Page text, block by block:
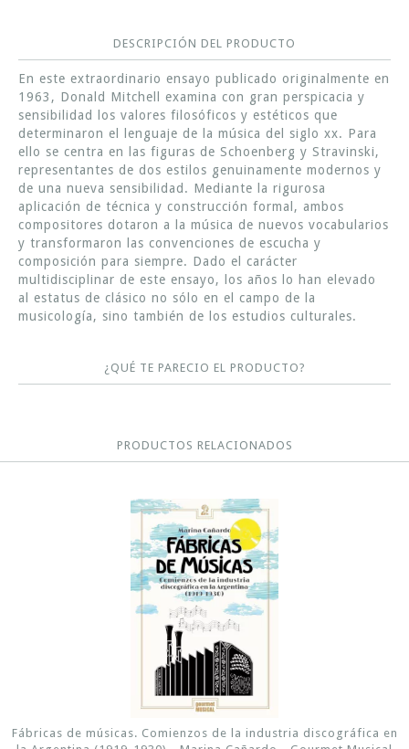
DESCRIPCIÓN DEL PRODUCTO
En este extraordinario ensayo publicado originalmente en
1963, Donald Mitchell examina con gran perspicacia y
sensibilidad los valores filosóficos y estéticos que
determinaron el lenguaje de la música del siglo xx. Para
ello se centra en las figuras de Schoenberg y Stravinski,
representantes de dos estilos genuinamente modernos y
de una nueva sensibilidad. Mediante la rigurosa
aplicación de técnica y construcción formal, ambos
compositores dotaron a la música de nuevos vocabularios
y transformaron las convenciones de escucha y
composición para siempre. Dado el carácter
multidisciplinar de este ensayo, los años lo han elevado
al estatus de clásico no sólo en el campo de la
musicología, sino también de los estudios culturales.
¿QUÉ TE PARECIO EL PRODUCTO?
PRODUCTOS RELACIONADOS
Fábricas de músicas. Comienzos de la industria discográfica en